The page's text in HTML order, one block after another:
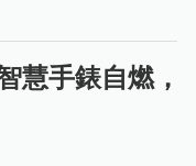
慧手錶自燃，